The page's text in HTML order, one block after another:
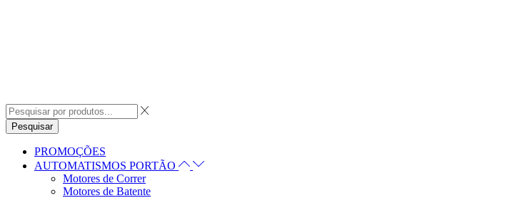
Pesquisar
PROMOÇÕES
AUTOMATISMOS PORTÃO
Motores de Correr
Motores de Batente